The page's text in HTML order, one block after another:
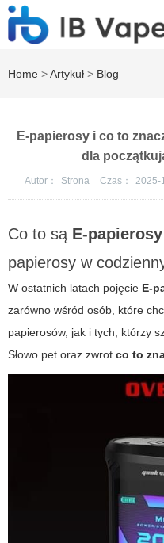
Home >Artykuł > Blog
E-papierosy i co to
dla
Autor： Strona Czas： 2025-
Co to są E-papierosy
papierosy w
W ostatnich latach pojęcie E-
zarówno wśród osób, które
papierosów, jak i tych, którzy
Słowo pet oraz zwrot co to